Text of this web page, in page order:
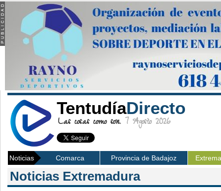
TentudíaDirecto
Las cosas como son. 7 Agosto 2026
Noticias Comarca Provincia de Badajoz
Noticias Extremadura